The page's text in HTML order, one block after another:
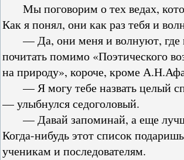
Мы поговорим о тех ведах,
Как я понял, они как раз тебя и
— Да, они меня и волнуют, где
почитать помимо «Поэтического
на природу», короче, кроме
— Я могу тебе назвать целый
— улыбнулся седоголовый.
— Давай запоминай, а еще
Когда-нибудь этот список
ученикам и последователям.